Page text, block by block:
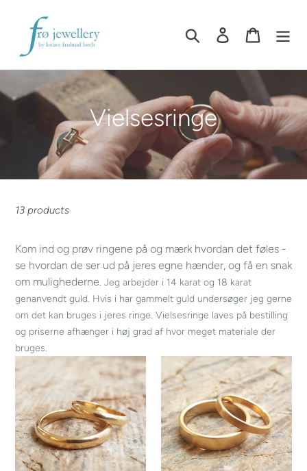
content
Search Log in Cart
C
o
l
c
t
i
n
:
Vielsesringe
13 products
Kom ind og prøv ringene på og mærk hvordan det føles -
se hvordan de ser ud på jeres egne hænder, og få en snak
om mulighederne. Jeg arbejder i 14 karat og 18 karat
genanvendt guld. Hvis i har gammelt guld undersøger jeg gerne
om det kan bruges i jeres ringe. Vielsesringe laves på bestilling
og priserne afhænger i høj grad af hvor meget materiale der
bruges.
Wedding
rings
Classic
Wedding
rings